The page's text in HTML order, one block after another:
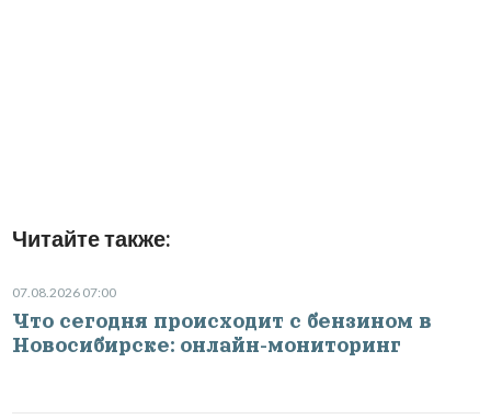
Читайте также:
07.08.2026 07:00
Что сегодня происходит с бензином в
Новосибирске: онлайн-мониторинг